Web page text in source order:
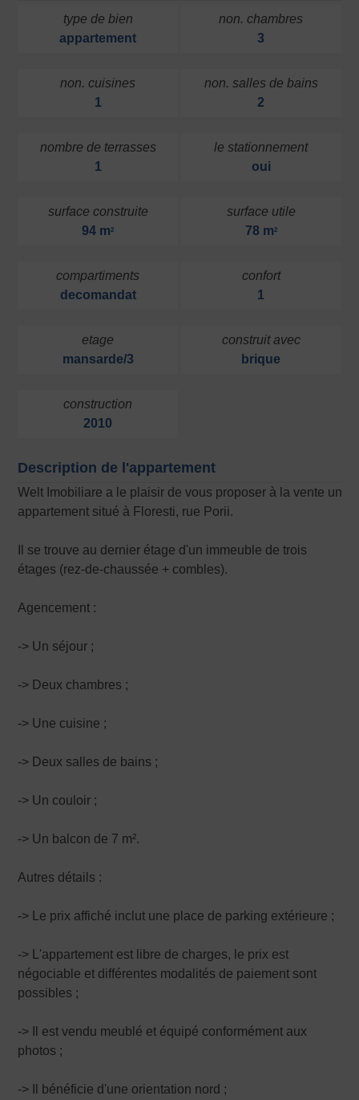
type de bien
appartement
non. chambres
3
non. cuisines
1
non. salles de bains
2
nombre de terrasses
1
le stationnement
oui
surface construite
94 m2
surface utile
78 m2
compartiments
decomandat
confort
1
etage
mansarde/3
construit avec
brique
construction
2010
Description de l'appartement
Welt Imobiliare a le plaisir de vous proposer à la vente un
appartement situé à Floresti, rue Porii.
Il se trouve au dernier étage d'un immeuble de trois
étages (rez-de-chaussée + combles).
Agencement :
-> Un séjour ;
-> Deux chambres ;
-> Une cuisine ;
-> Deux salles de bains ;
-> Un couloir ;
-> Un balcon de 7 m².
Autres détails :
-> Le prix affiché inclut une place de parking extérieure ;
-> L'appartement est libre de charges, le prix est
négociable et différentes modalités de paiement sont
possibles ;
-> Il est vendu meublé et équipé conformément aux
photos ;
-> Il bénéficie d'une orientation nord ;